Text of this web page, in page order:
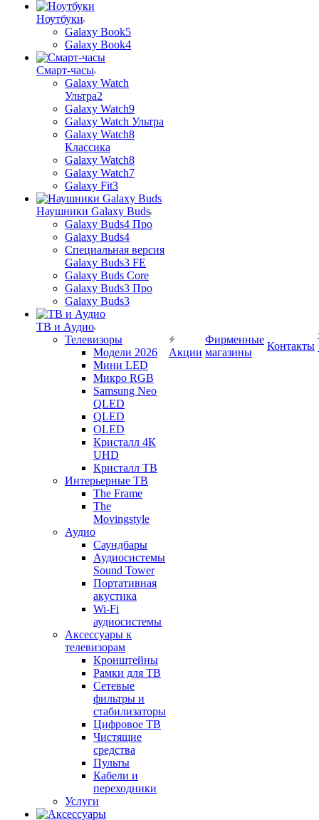
Ноутбуки
Galaxy Book5
Galaxy Book4
Смарт-часы
Galaxy Watch
Ультра2
Galaxy Watch9
Galaxy Watch Ультра
Galaxy Watch8
Классика
Galaxy Watch8
Galaxy Watch7
Galaxy Fit3
Наушники Galaxy Buds
Galaxy Buds4 Про
Galaxy Buds4
Специальная версия
Galaxy Buds3 FE
Galaxy Buds Core
Galaxy Buds3 Про
Galaxy Buds3
ТВ и Аудио
Телевизоры
Модели 2026
Мини LED
Микро RGB
Samsung Neo
QLED
QLED
OLED
Кристалл 4К
UHD
Кристалл ТВ
Интерьерные ТВ
The Frame
The
Movingstyle
Аудио
Саундбары
Аудиосистемы
Sound Tower
Портативная
акустика
Wi-Fi
аудиосистемы
Аксессуары к
телевизорам
Кронштейны
Рамки для ТВ
Сетевые
фильтры и
стабилизаторы
Цифровое ТВ
Чистящие
средства
Пульты
Кабели и
переходники
Услуги
Акции
Фирменные
магазины
Контакты